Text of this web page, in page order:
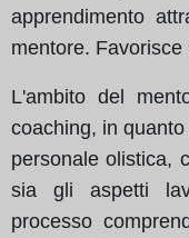
apprendimento
mentore.
L'ambito del
coaching, in
personale olistica,
sia gli aspetti
processo